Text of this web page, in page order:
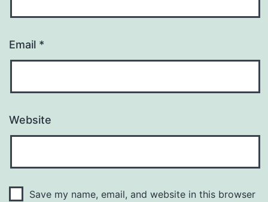
Email *
Website
Save my name, email, and website in this browser